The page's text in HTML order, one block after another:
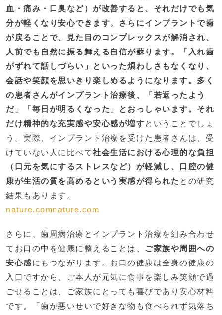
血・痛み・口臭など）が改善すると、それだけでも気
分が軽くなり安心できます。さらにインプラントで歯
が戻ることで、見た目のコンプレックスが解消され、
人前でも自然に振る舞える自信が蘇ります。「入れ歯
がずれて話しづらい」といった煩わしさもなくなり、
会話や笑顔を思いきり楽しめるようになります。多く
の患者さんがインプラント治療後、「若返ったよう
だ」「毎日が明るくなった」とおっしゃいます。それ
だけ精神的な充実感や安心感が増すということでしょ
う。実際、インプラント治療を受けた患者さんは、受
けていない人に比べて社会生活における心理的な負担
（口元を気にするストレスなど）が軽減し、口腔の健
康が生活の質を高めるという実感が得られた との研究
結果もあります​。
nature.comnature.com
さらに、歯周病治療とインプラント治療を組み合わせ
てお口の中を健康に整えることは、
ご家族や周囲への
安心感にもつながります。お口の健康は全身の健康の
入口ですから、ご本人が元気に食事を楽しみ笑顔で過
ごせることは、ご家族にとっても喜びであり安心材料
です。「歯が悪いせいで好きな物も食べられず気落ち